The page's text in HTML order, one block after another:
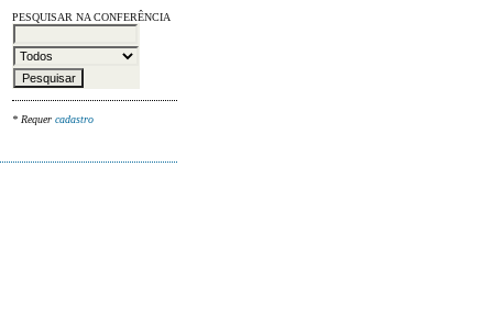
PESQUISAR NA CONFERÊNCIA
* Requercadastro